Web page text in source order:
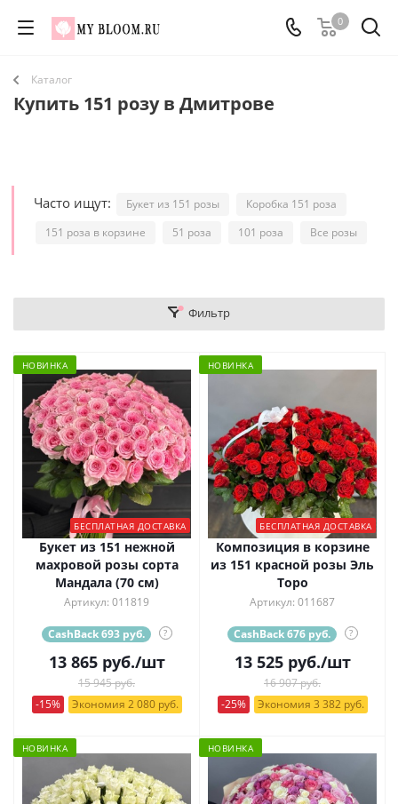
0
Каталог
Купить 151 розу в Дмитрове
Часто ищут: Букет из 151 розы
Коробка 151 роза
151 роза в корзине
51 роза 101 роза Все розы
Фильтр
НОВИНКА
БЕСПЛАТНАЯ ДОСТАВКА
Букет из 151 нежной
махровой розы сорта
Мандала (70 см)
Артикул: 011819
CashBack 693 руб. ?
13 865руб./шт
15 945 руб.
-15%
Экономия 2 080 руб.
НОВИНКА
БЕСПЛАТНАЯ ДОСТАВКА
Композиция в корзине
из 151 красной розы Эль
Торо
Артикул: 011687
CashBack 676 руб. ?
13 525руб./шт
16 907 руб.
-25%
Экономия 3 382 руб.
НОВИНКА НОВИНКА